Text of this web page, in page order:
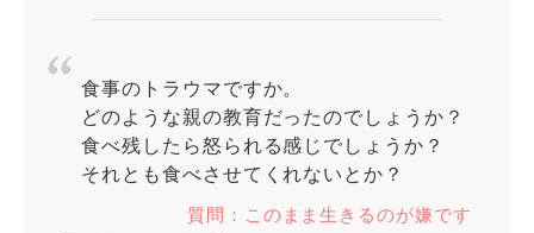
食事のトラウマですか。
どのような親の教育だったのでしょうか？
食べ残したら怒られる感じでしょうか？
それとも食べさせてくれないとか？
質問：このまま生きるのが嫌です